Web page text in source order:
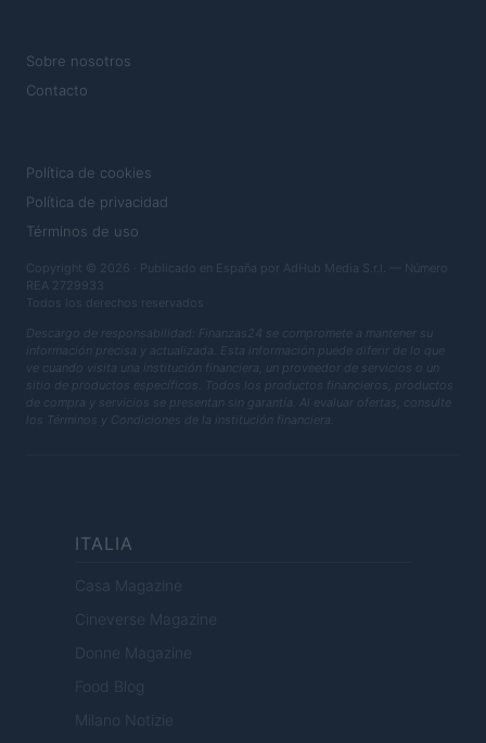
Sobre nosotros
Contacto
Política de cookies
Política de privacidad
Términos de uso
Copyright © 2026 · Publicado en España por AdHub Media S.r.l. — Número
REA 2729933
Todos los derechos reservados
Descargo de responsabilidad: Finanzas24 se compromete a mantener su
información precisa y actualizada. Esta información puede diferir de lo que
ve cuando visita una institución financiera, un proveedor de servicios o un
sitio de productos específicos. Todos los productos financieros, productos
de compra y servicios se presentan sin garantía. Al evaluar ofertas, consulte
los Términos y Condiciones de la institución financiera.
ITALIA
Casa Magazine
Cineverse Magazine
Donne Magazine
Food Blog
Milano Notizie